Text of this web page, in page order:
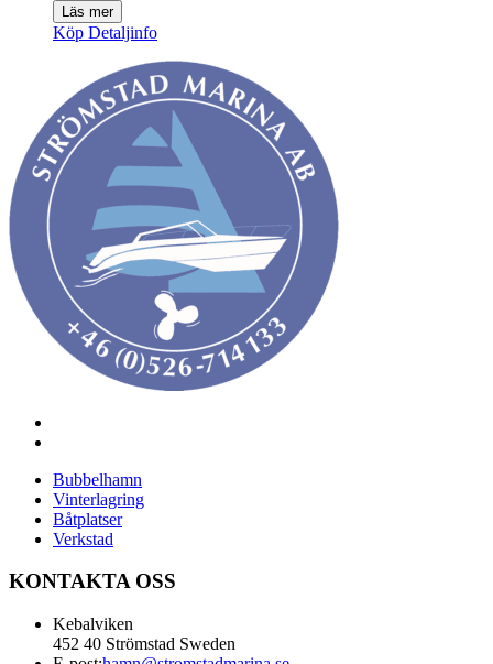
Läs mer
Köp Detaljinfo
Bubbelhamn
Vinterlagring
Båtplatser
Verkstad
KONTAKTA OSS
Kebalviken
452 40 Strömstad Sweden